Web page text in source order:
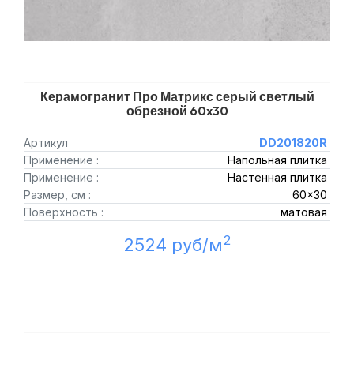
Керамогранит Про Матрикс серый светлый
обрезной 60x30
Артикул
DD201820R
Применение :
Напольная плитка
Применение :
Настенная плитка
Размер, см :
60x30
Поверхность :
матовая
2524 руб/м2